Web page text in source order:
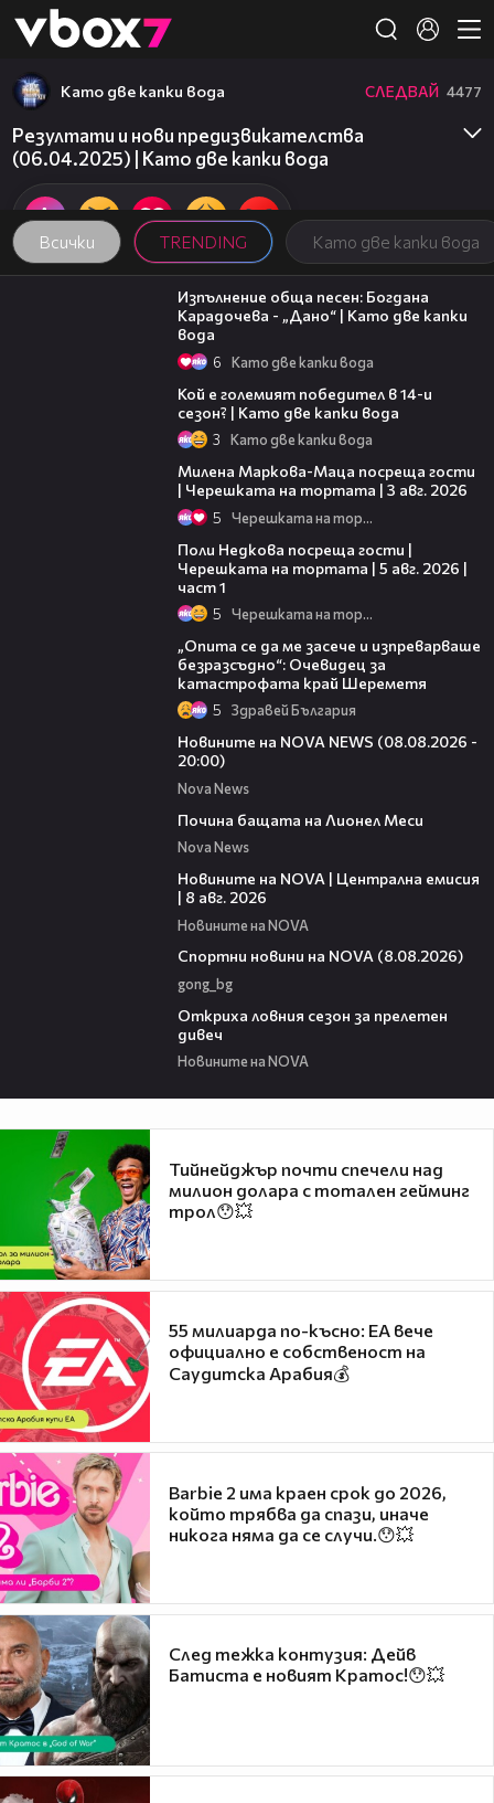
👾
Всички TRENDING Като две капки вода
Като две капки вода СЛЕДВАЙ 4477
Резултати и нови предизвикателства
(06.04.2025) | Като две капки вода
02:36
Изпълнение обща песен: Богдана
Карадочева - „Дано“ | Като две капки
вода
6 Като две капки вода
Кой е големият победител в 14-и
сезон? | Като две капки вода
3 Като две капки вода
Милена Маркова-Маца посреща гости
| Черешката на тортата | 3 авг. 2026
5 Черешката на тортата
Поли Недкова посреща гости |
Черешката на тортата | 5 авг. 2026 |
част 1
5 Черешката на тортата
„Опита се да ме засече и изпреварваше
безразсъдно“: Очевидец за
катастрофата край Шереметя
5 Здравей България
Новините на NOVA NEWS (08.08.2026 -
20:00)
Nova News
Почина бащата на Лионел Меси
Nova News
Новините на NOVA | Централна емисия
| 8 авг. 2026
Новините на NOVA
Спортни новини на NOVA (8.08.2026)
gong_bg
Откриха ловния сезон за прелетен
дивеч
Новините на NOVA
Тийнейджър почти спечели над
милион долара с тотален гейминг
трол😯💥
55 милиарда по-късно: EA вече
официално е собственост на
Саудитска Арабия💰
Barbie 2 има краен срок до 2026,
който трябва да спази, иначе
никога няма да се случи.😯💥
След тежка контузия: Дейв
Батиста е новият Кратос!😯💥